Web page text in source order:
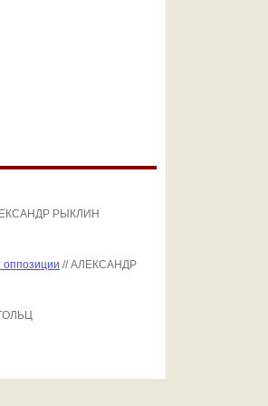
РЫКЛИН
оппозиции // АЛЕКСАНДР